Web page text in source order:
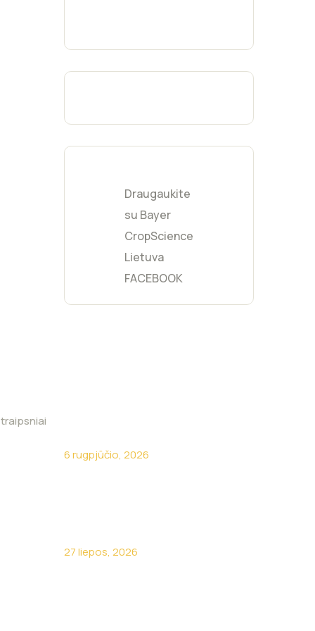
Moka (0)
Burgundijos
(0)
Persikinė (0)
Draugaukite
su Bayer
CropScience
Lietuva
FACEBOOK
6 rugpjūčio, 2026
27 liepos, 2026